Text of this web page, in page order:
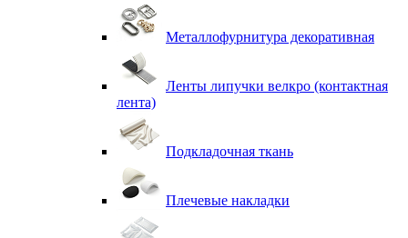
Металлофурнитура декоративная
Ленты липучки велкро (контактная
лента)
Подкладочная ткань
Плечевые накладки